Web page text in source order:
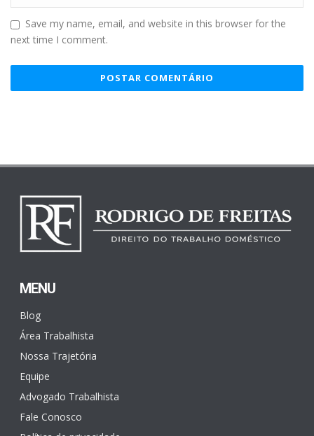
Save my name, email, and website in this browser for the
next time I comment.
MENU
Blog
Área Trabalhista
Nossa Trajetória
Equipe
Advogado Trabalhista
Fale Conosco